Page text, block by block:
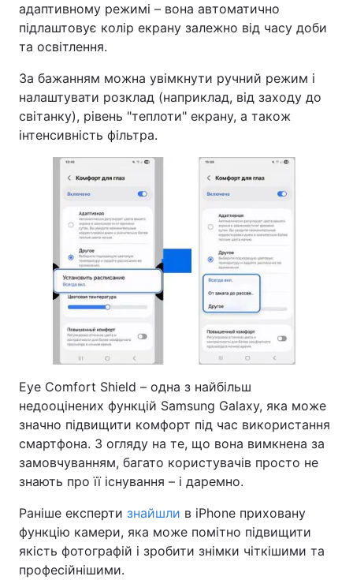
адаптивному режимі – вона автоматично
підлаштовує колір екрану залежно від часу доби
та освітлення.
За бажанням можна увімкнути ручний режим і
налаштувати розклад (наприклад, від заходу до
світанку), рівень "теплоти" екрану, а також
інтенсивність фільтра.
Eye Comfort Shield – одна з найбільш
недооцінених функцій Samsung Galaxy, яка може
значно підвищити комфорт під час використання
смартфона. З огляду на те, що вона вимкнена за
замовчуванням, багато користувачів просто не
знають про її існування – і даремно.
Раніше експерти знайшли в iPhone приховану
функцію камери, яка може помітно підвищити
якість фотографій і зробити знімки чіткішими та
професійнішими.